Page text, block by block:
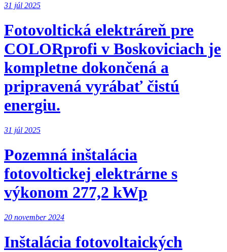
31 júl 2025
Fotovoltická elektráreň pre
COLORprofi v Boskoviciach je
kompletne dokončená a
pripravená vyrábať čistú
energiu.
31 júl 2025
Pozemná inštalácia
fotovoltickej elektrárne s
výkonom 277,2 kWp
20 november 2024
Inštalácia fotovoltaických